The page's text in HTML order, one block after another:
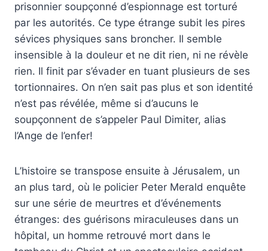
prisonnier soupçonné d’espionnage est torturé
par les autorités. Ce type étrange subit les pires
sévices physiques sans broncher. Il semble
insensible à la douleur et ne dit rien, ni ne révèle
rien. Il finit par s’évader en tuant plusieurs de ses
tortionnaires. On n’en sait pas plus et son identité
n’est pas révélée, même si d’aucuns le
soupçonnent de s’appeler Paul Dimiter, alias
l’Ange de l’enfer!
L’histoire se transpose ensuite à Jérusalem, un
an plus tard, où le policier Peter Merald enquête
sur une série de meurtres et d’événements
étranges: des guérisons miraculeuses dans un
hôpital, un homme retrouvé mort dans le